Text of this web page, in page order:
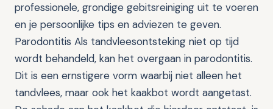
professionele, grondige gebitsreiniging uit te voeren
en je persoonlijke tips en adviezen te geven.
Parodontitis Als tandvleesontsteking niet op tijd
wordt behandeld, kan het overgaan in parodontitis.
Dit is een ernstigere vorm waarbij niet alleen het
tandvlees, maar ook het kaakbot wordt aangetast.